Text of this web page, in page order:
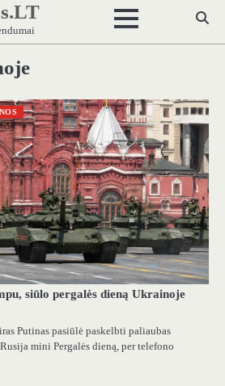
siūlo pergalės dieną Ukrainoje
Putinas pasiūlė paskelbti paliaubas
mini Pergalės dieną, per telefono